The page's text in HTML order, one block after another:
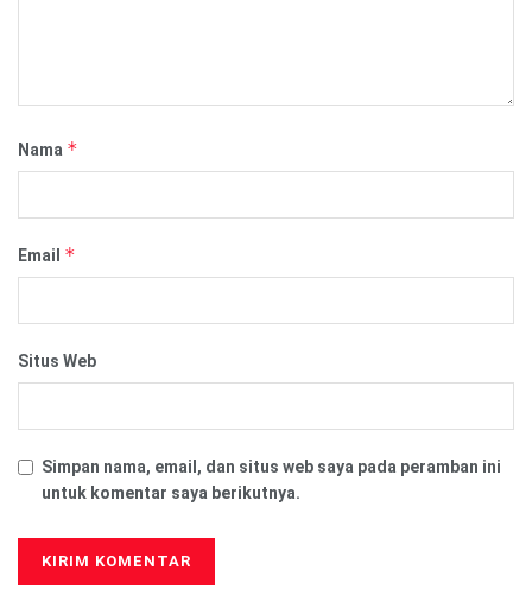
Nama *
Email *
Situs Web
Simpan nama, email, dan situs web saya pada peramban ini
untuk komentar saya berikutnya.